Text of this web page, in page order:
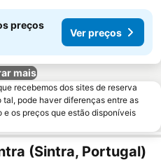
preços
Ver preços
mais
recebemos dos sites de reserva
tal, pode haver diferenças entre as
os preços que estão disponíveis
(Sintra, Portugal)